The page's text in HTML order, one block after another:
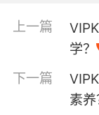
下的演讲暗
典礼中引用非
better
合。文化学
得到印证：
译。VIPKID
上一篇
学？
下一篇
素养